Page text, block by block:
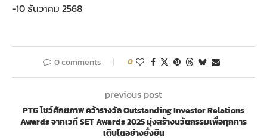
-10 ธันวาคม 2568
0 comments 0
previous post
PTG โชว์ศักยภาพ คว้ารางวัล Outstanding Investor Relations
Awards จากเวที SET Awards 2025 มุ่งสร้างนวัตกรรมเพื่อทุกการ
เติบโตอย่างยั่งยืน